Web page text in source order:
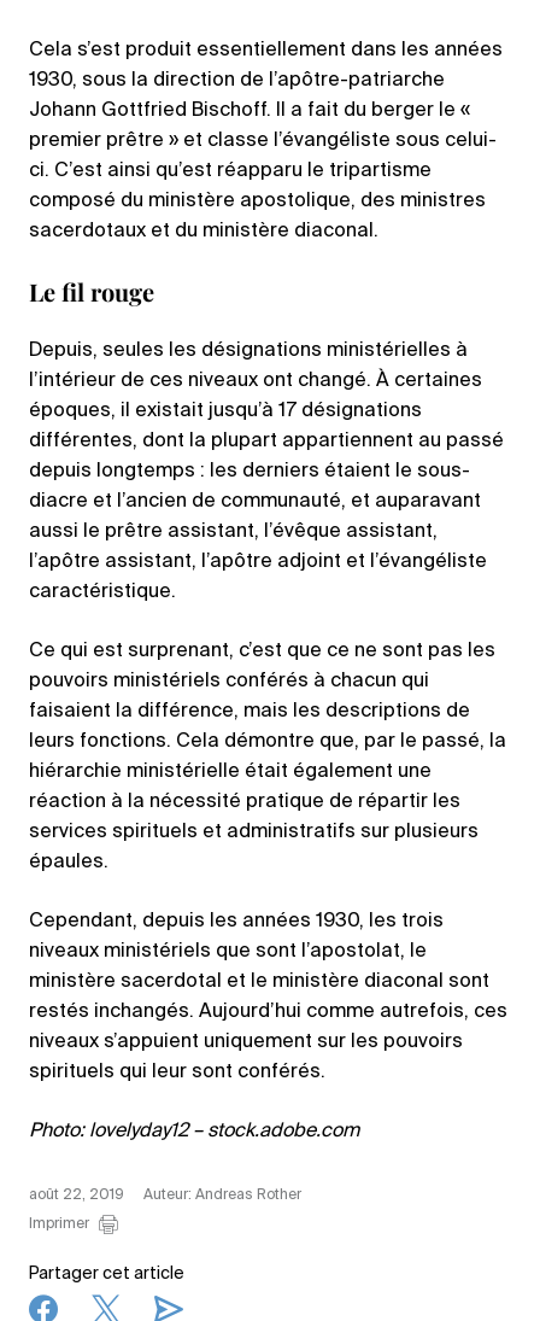
Cela s’est produit essentiellement dans les années
1930, sous la direction de l’apôtre-patriarche
Johann Gottfried Bischoff. Il a fait du berger le «
premier prêtre » et classe l’évangéliste sous celui-
ci. C’est ainsi qu’est réapparu le tripartisme
composé du ministère apostolique, des ministres
sacerdotaux et du ministère diaconal.
Le fil rouge
Depuis, seules les désignations ministérielles à
l’intérieur de ces niveaux ont changé. À certaines
époques, il existait jusqu’à 17 désignations
différentes, dont la plupart appartiennent au passé
depuis longtemps : les derniers étaient le sous-
diacre et l’ancien de communauté, et auparavant
aussi le prêtre assistant, l’évêque assistant,
l’apôtre assistant, l’apôtre adjoint et l’évangéliste
caractéristique.
Ce qui est surprenant, c’est que ce ne sont pas les
pouvoirs ministériels conférés à chacun qui
faisaient la différence, mais les descriptions de
leurs fonctions. Cela démontre que, par le passé, la
hiérarchie ministérielle était également une
réaction à la nécessité pratique de répartir les
services spirituels et administratifs sur plusieurs
épaules.
Cependant, depuis les années 1930, les trois
niveaux ministériels que sont l’apostolat, le
ministère sacerdotal et le ministère diaconal sont
restés inchangés. Aujourd’hui comme autrefois, ces
niveaux s’appuient uniquement sur les pouvoirs
spirituels qui leur sont conférés.
Photo: lovelyday12 – stock.adobe.com
août 22, 2019
Auteur: Andreas Rother
Imprimer
Partager cet article